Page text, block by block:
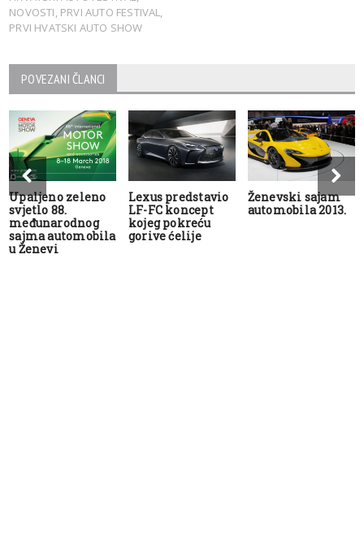
NOVOSTI, PRVI AUTO FESTIVAL,
PRVI HVATSKI AUTO SHOW
POVEZANI ČLANCI
Upaljeno zeleno
svjetlo 88.
međunarodnog
sajma automobila
u Ženevi
Lexus predstavio
LF-FC koncept
kojeg pokreću
gorive ćelije
Ženevski sajam
automobila 2013.